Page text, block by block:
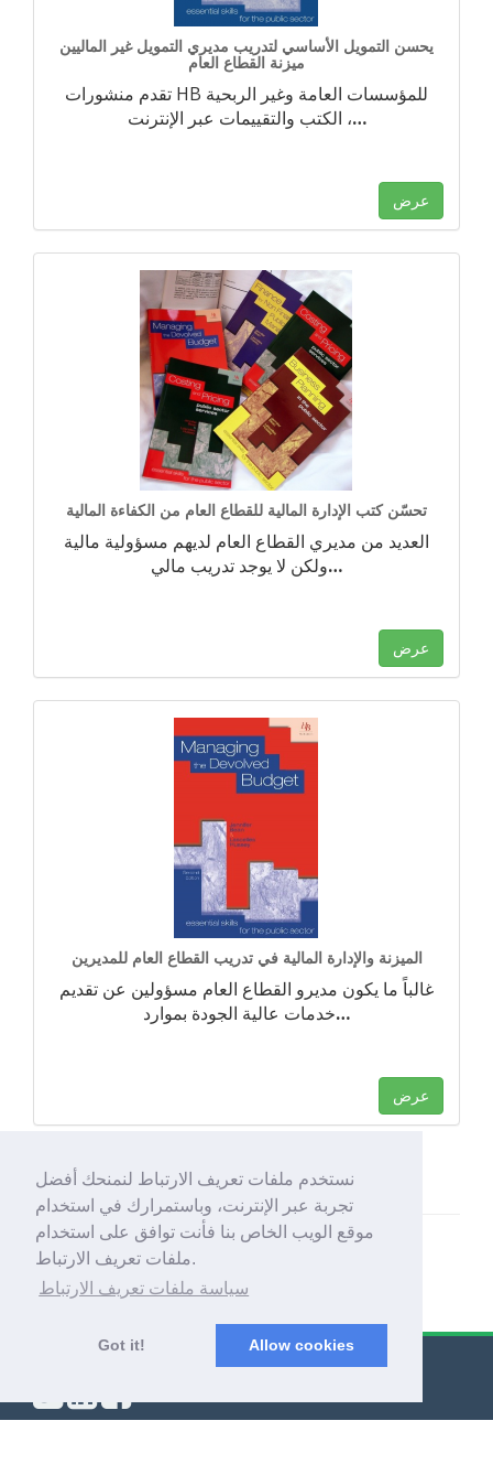
نستخدم ملفات تعريف الارتباط لنمنحك أفضل
تجربة عبر الإنترنت، وباستمرارك في استخدام
موقع الويب الخاص بنا فأنت توافق على استخدام
ملفات تعريف الارتباط.
سياسة ملفات تعريف الارتباط
Got it! Allow cookies
يحسن التمويل الأساسي لتدريب مديري التمويل غير الماليين
ميزنة القطاع العام
تقدم منشورات HB للمؤسسات العامة وغير الربحية
الكتب والتقييمات عبر الإنترنت ،…
عرض
تحسّن كتب الإدارة المالية للقطاع العام من الكفاءة المالية
العديد من مديري القطاع العام لديهم مسؤولية مالية
ولكن لا يوجد تدريب مالي…
عرض
الميزنة والإدارة المالية في تدريب القطاع العام للمديرين
غالباً ما يكون مديرو القطاع العام مسؤولين عن تقديم
خدمات عالية الجودة بموارد…
عرض
© Export Worldwide 2026